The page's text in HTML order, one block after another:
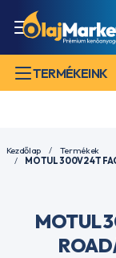
TERMÉKEINK
Kezdőlap
Termékek
MOTUL 300V2 4T
MOTUL